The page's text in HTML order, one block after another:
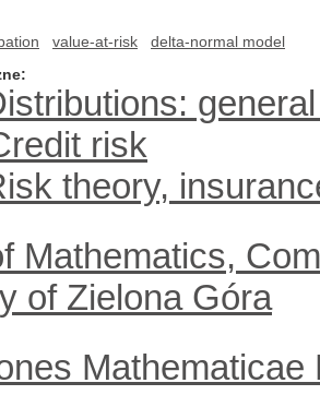
value-at-risk
delta-normal model
risk
theory,
Mathematics,
of Zielona Góra